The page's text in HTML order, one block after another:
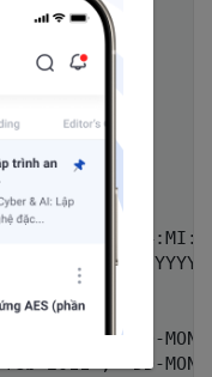
MM-DD
* 60 * 24),'YYYY-
jan-2011', 'DD-
feb-2011', 'DD-